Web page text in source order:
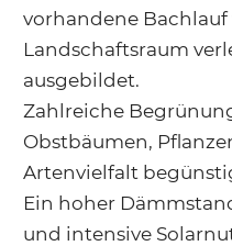
vorhandene
Landschaftsraum
ausgebildet.
Zahlreiche
Obstbäumen,
Artenvielfalt
Ein hoher
und intensive